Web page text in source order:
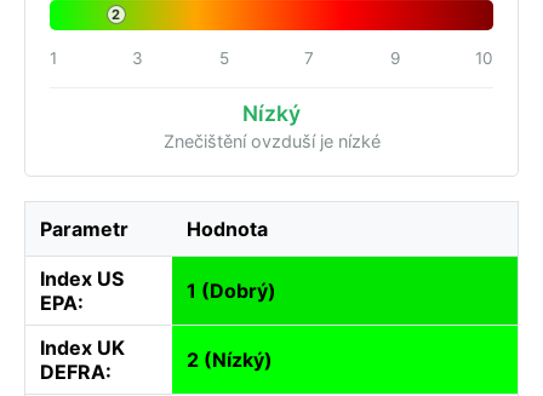
2
1 3 5 7 9 10
Nízký
Znečištění ovzduší je nízké
Parametr Hodnota
Index US
EPA:
1 (Dobrý)
Index UK
DEFRA:
2 (Nízký)